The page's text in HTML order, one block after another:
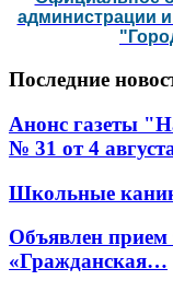
администрации
Последние
Анонс газеты
№ 31 от 4
Школьные
Объявлен прием
«Гражданская…